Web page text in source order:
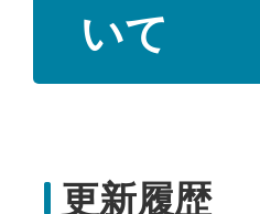
いて
更新履歴